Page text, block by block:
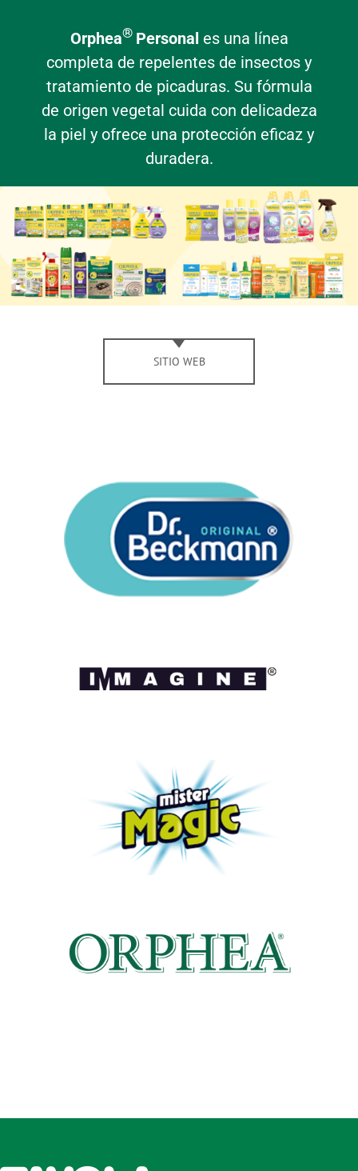
Orphea® Personal es una línea
completa de repelentes de insectos y
tratamiento de picaduras. Su fórmula
de origen vegetal cuida con delicadeza
la piel y ofrece una protección eficaz y
duradera.
SITIO WEB